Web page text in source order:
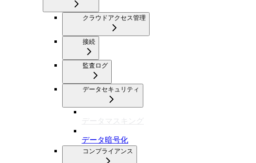
クラウドアクセス管理
接続
監査ログ
データセキュリティ
データマスキング
データ暗号化
コンプライアンス